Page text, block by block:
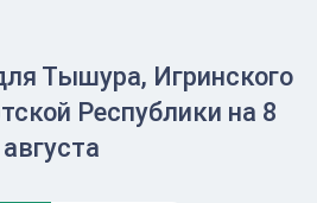
Тышура, Игринского
Республики на 8
августа